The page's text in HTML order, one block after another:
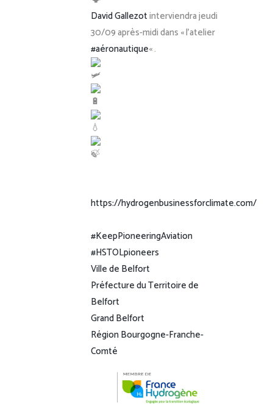
David Gallezotinterviendra jeudi
30/09 après-midi dans « l’atelier
#aéronautique« .
https://hydrogenbusinessforclimate.com/
#KeepPioneeringAviation
#HSTOLpioneers
Ville de Belfort
Préfecture du Territoire de
Belfort
Grand Belfort
Région Bourgogne-Franche-
Comté